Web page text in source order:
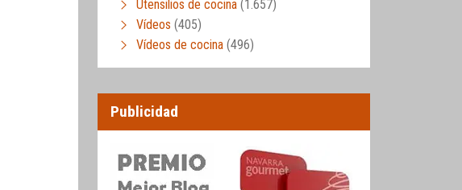
Utensilios de cocina (1.657)
Vídeos (405)
Vídeos de cocina (496)
Publicidad